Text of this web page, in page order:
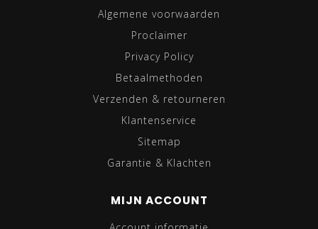
Algemene voorwaarden
Proclaimer
Privacy Policy
Betaalmethoden
Verzenden & retourneren
Klantenservice
Sitemap
Garantie & Klachten
MIJN ACCOUNT